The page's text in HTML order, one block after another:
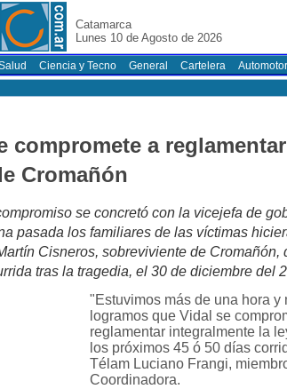
Catamarca
Lunes 10 de Agosto de 2026
Ciencia y Tecno General Cartelera Automotor
compromete a
Cromañón
se concretó con la vicejefa de
pasada los familiares de las víctimas
Cisneros, sobreviviente de Cromañón,
tras la tragedia, el 30 de diciembre del
"Estuvimos más de una hora y
logramos que Vidal se
reglamentar integralmente la
los próximos 45 ó 50 días
Télam Luciano Frangi,
Coordinadora.